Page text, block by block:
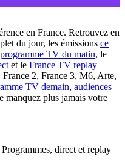
en France. Retrouvez en
du jour, les émissions ce
programme TV du matin, le
et le France TV replay
2, France 3, M6, Arte,
TV demain, audiences
plus jamais votre
direct et replay